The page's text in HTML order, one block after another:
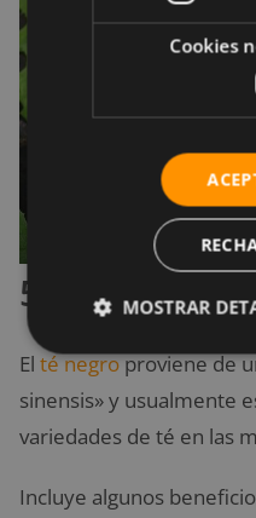
5. Té negro
El té negroproviene de
sinensis» y usualmente
variedades de té en las
Incluye algunos
Cookies
MOSTRAR